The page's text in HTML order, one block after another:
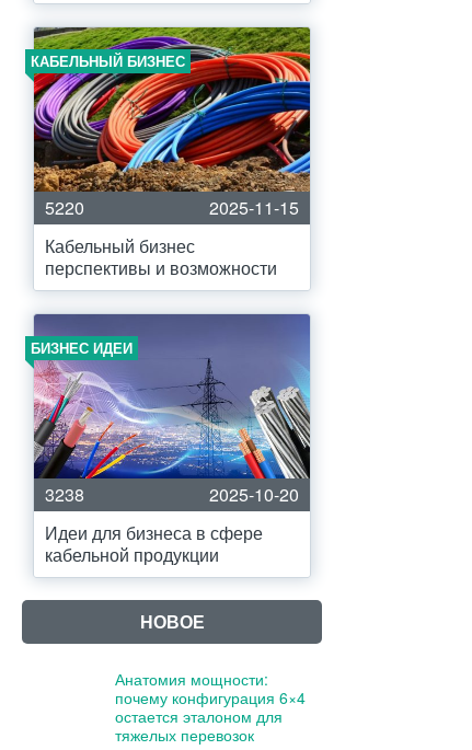
КАБЕЛЬНЫЙ БИЗНЕС
5220
2025-11-15
Кабельный бизнес
перспективы и возможности
БИЗНЕС ИДЕИ
3238
2025-10-20
Идеи для бизнеса в сфере
кабельной продукции
НОВОЕ
Анатомия мощности:
почему конфигурация 6×4
остается эталоном для
тяжелых перевозок